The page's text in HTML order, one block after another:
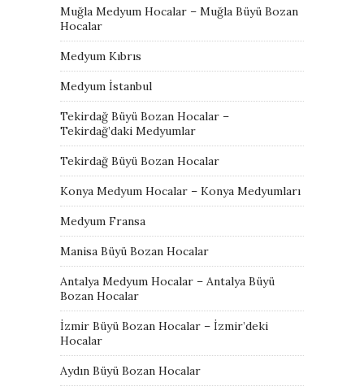
Muğla Medyum Hocalar – Muğla Büyü Bozan
Hocalar
Medyum Kıbrıs
Medyum İstanbul
Tekirdağ Büyü Bozan Hocalar –
Tekirdağ’daki Medyumlar
Tekirdağ Büyü Bozan Hocalar
Konya Medyum Hocalar – Konya Medyumları
Medyum Fransa
Manisa Büyü Bozan Hocalar
Antalya Medyum Hocalar – Antalya Büyü
Bozan Hocalar
İzmir Büyü Bozan Hocalar – İzmir’deki
Hocalar
Aydın Büyü Bozan Hocalar